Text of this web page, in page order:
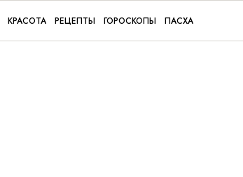
КРАСОТА РЕЦЕПТЫ ГОРОСКОПЫ ПАСХА